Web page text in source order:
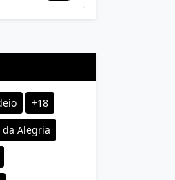
+18
Alegria